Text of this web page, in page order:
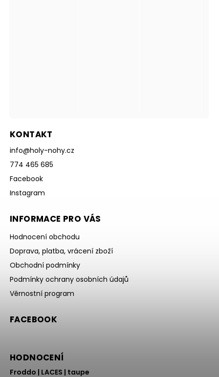
KONTAKT
info@holy-nohy.cz
774 465 685
Facebook
Instagram
INFORMACE PRO VÁS
Hodnocení obchodu
Doprava, platba, vrácení zboží
Obchodní podmínky
Podmínky ochrany osobních údajů
Věrnostní program
FACEBOOK
HODNOCENÍ
Froddo | LACES | taupe